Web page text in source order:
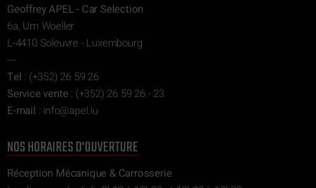
Geoffrey APEL - Car Selection
6a, Um Woeller
L-4410 Soleuvre - Luxembourg
---
Tel : (+352) 26 59 26
Service vente: (+352) 26 59 26 - 23
E-mail : ul.l
epa@of
ni
NOS HORAIRES D'OUVERTURE
Réception Mécanique & Carrosserie